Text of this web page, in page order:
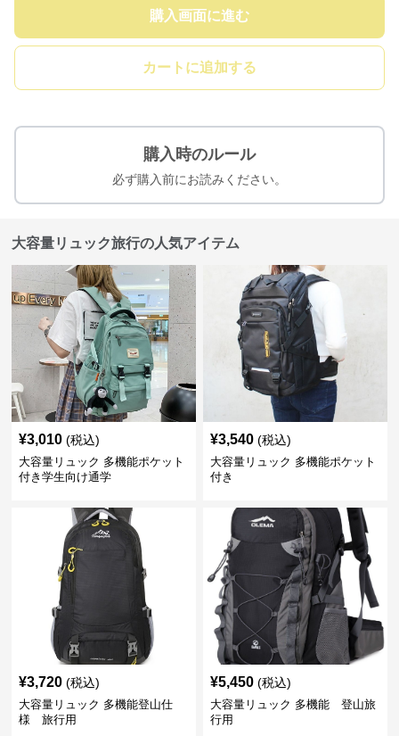
購入画面に進む
カートに追加する
購入時のルール
必ず購入前にお読みください。
大容量リュック旅行の人気アイテム
¥3,010 (税込)
大容量リュック 多機能ポケット
付き学生向け通学
¥3,540 (税込)
大容量リュック 多機能ポケット
付き
¥3,720 (税込)
大容量リュック 多機能登山仕
様 旅行用
¥5,450 (税込)
大容量リュック 多機能 登山旅
行用